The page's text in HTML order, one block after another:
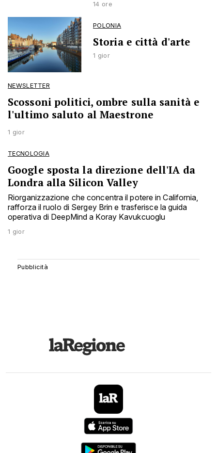
14 ore
POLONIA
Storia e città d'arte
1 gior
NEWSLETTER
Scossoni politici, ombre sulla sanità e
l'ultimo saluto al Maestrone
1 gior
TECNOLOGIA
Google sposta la direzione dell'IA da
Londra alla Silicon Valley
Riorganizzazione che concentra il potere in California,
rafforza il ruolo di Sergey Brin e trasferisce la guida
operativa di DeepMind a Koray Kavukcuoglu
1 gior